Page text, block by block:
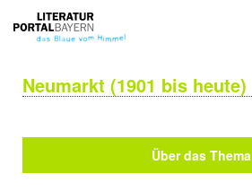
Neumarkt (1901 bis heute)
Über das Thema